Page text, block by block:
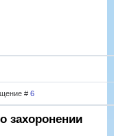
# 6
захоронении